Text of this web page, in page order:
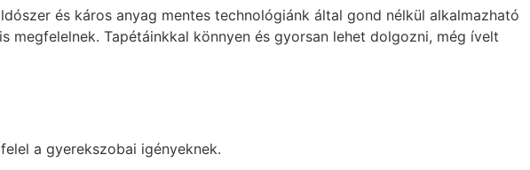
és káros anyag mentes technológiánk által gond nélkül alkalmazható
Tapétáinkkal könnyen és gyorsan lehet dolgozni, még ívelt